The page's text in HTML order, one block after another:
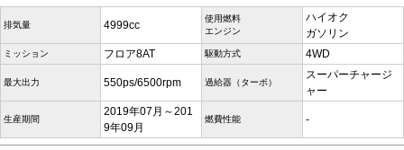
排気量 4999cc
使用燃料
エンジン
ハイオク
ガソリン
ミッション フロア8AT 駆動方式 4WD
最大出力 550ps/6500rpm 過給器（ターボ）
スーパーチャージ
ャー
生産期間
2019年07月～201
9年09月
燃費性能 -